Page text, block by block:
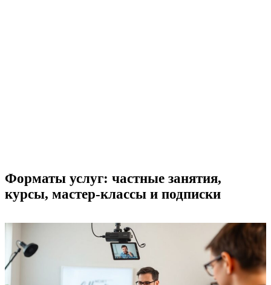
Форматы услуг: частные занятия,
курсы, мастер‑классы и подписки